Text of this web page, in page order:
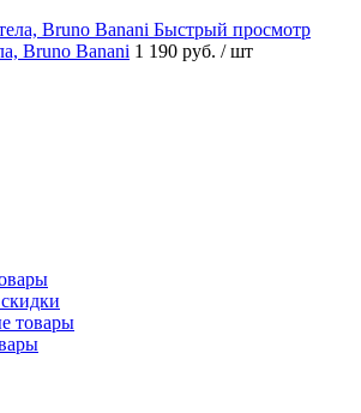
Быстрый просмотр
Bruno Banani 1 190 руб. / шт
товары